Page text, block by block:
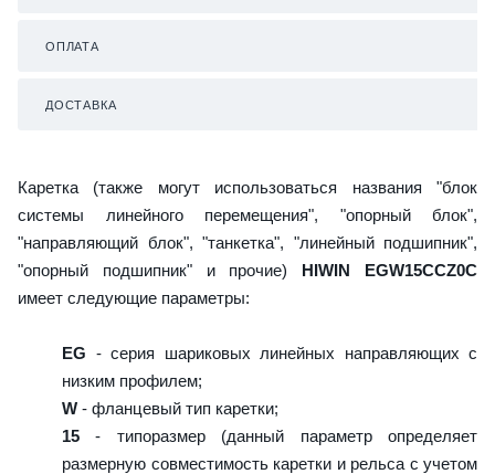
ОПЛАТА
ДОСТАВКА
Каретка (также могут использоваться названия "блок
системы линейного перемещения", "опорный блок",
"направляющий блок", "танкетка", "линейный подшипник",
"опорный подшипник" и прочие) HIWIN EGW15CCZ0C
имеет следующие параметры:
EG - серия шариковых линейных направляющих с
низким профилем;
W - фланцевый тип каретки;
15 - типоразмер (данный параметр определяет
размерную совместимость каретки и рельса с учетом